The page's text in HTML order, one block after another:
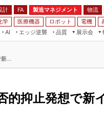
計 FA 製造マネジメント 物流
学 医療機器 ロボット 電機
AI
エッジ逆襲 品質
展示会
ながるクルマ
／AR
フィールドサービス
FA
モビリティ
...
的抑止発想で新